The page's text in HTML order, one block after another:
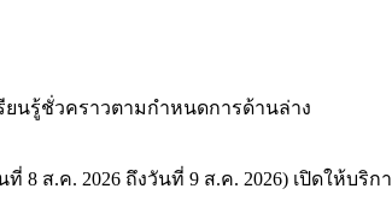
ยนรู้ชั่วคราวตามกำหนดการด้านล่าง
ที่ 8 ส.ค. 2026 ถึงวันที่ 9 ส.ค. 2026) เปิดให้บริก